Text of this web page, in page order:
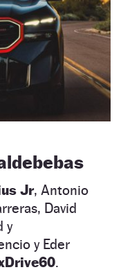
Jr, Antonio
David
y
y Eder
.